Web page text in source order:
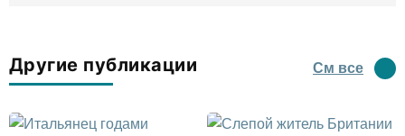
Другие публикации См все